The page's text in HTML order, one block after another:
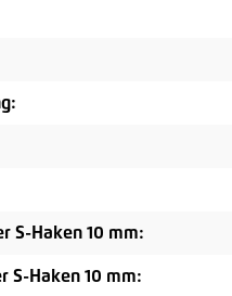
S-Haken 10 mm:
S-Haken 10 mm: